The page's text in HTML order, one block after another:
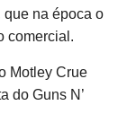
que na época o
comercial.
Motley Crue
do Guns N’